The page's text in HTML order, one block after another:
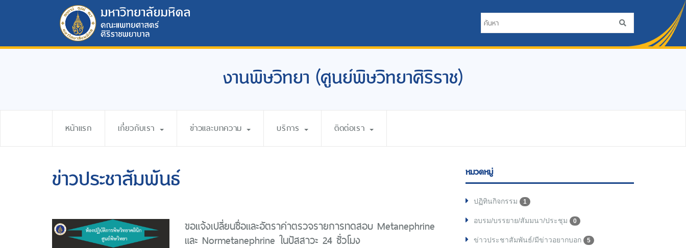
งานพิษวิทยา (ศูนย์พิษวิทยาศิริราช)
หน้าแรก เกี่ยวกับเรา ข่าวและบทความ บริการ ติดต่อเรา
ข่าวประชาสัมพันธ์
ขอแจ้งเปลี่ยนชื่อและอัตราค่าตรวจรายการทดสอบ Metanephrine
และ Normetanephrine ในปัสสาวะ 24 ชั่วโมง
หมวดหมู่
ปฏิทินกิจกรรม 1
อบรม/บรรยาย/สัมมนา/ประชุม 0
ข่าวประชาสัมพันธ์/มีข่าวอยากบอก 5